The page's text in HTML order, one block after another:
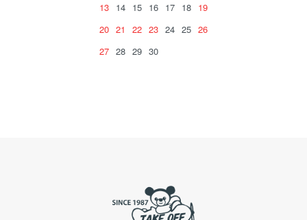
13 14 15 16 17 18 19
20 21 22 23 24 25 26
27 28 29 30